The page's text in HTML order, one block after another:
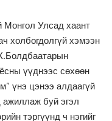
Улсад хаант
холбогдолгүй хэмээн
үүднээс сөхөөн
үнэ цэнээ алдаагүй
ажиллаж буй эгэл
тэргүүнд ч нэгийг